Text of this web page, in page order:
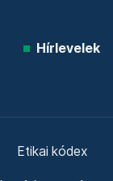
Hírlevelek
Etikai kódex